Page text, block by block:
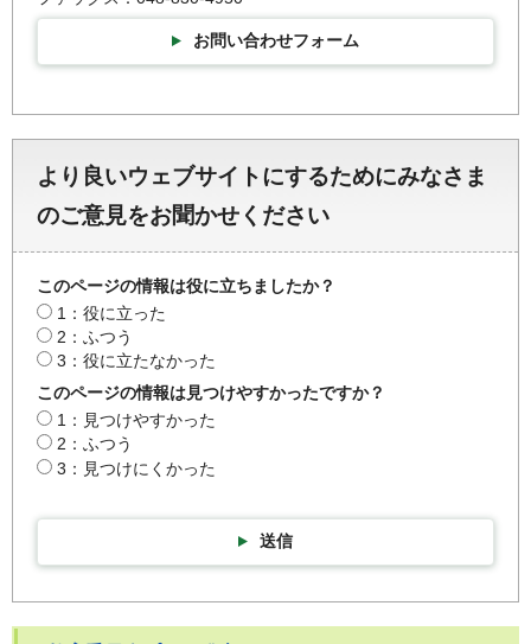
お問い合わせフォーム
より良いウェブサイトにするためにみなさま
のご意見をお聞かせください
このページの情報は役に立ちましたか？
1：役に立った
2：ふつう
3：役に立たなかった
このページの情報は見つけやすかったですか？
1：見つけやすかった
2：ふつう
3：見つけにくかった
送信